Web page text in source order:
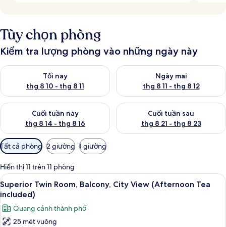
Tùy chọn phòng
Kiểm tra lượng phòng vào những ngày này
Tối nay
thg 8 10 - thg 8 11
Kiểm tra lượng phòng tối nay từ thg 8 10 - thg 8 11
Ngày mai
thg 8 11 - thg 8 12
Kiểm tra lượng phòng ngày
Cuối tuần này
thg 8 14 - thg 8 16
Kiểm tra lượng phòng cuối tuần này từ thg 8 14 - thg 8 16
Cuối tuần sau
thg 8 21 - thg 8 23
Kiểm tra lượng phòng cuối
Bộ
lọc
có
thể
dùng
để
lọc
tìm
Tất cả phòng 2 giường 1 giường
Hiển thị 11 trên 11 phòng
Xem
tất
cả
ảnh
9
Superior Twin Room, Balcony, City View (Afternoon Tea
included)
Quang cảnh thành phố
25 mét vuông